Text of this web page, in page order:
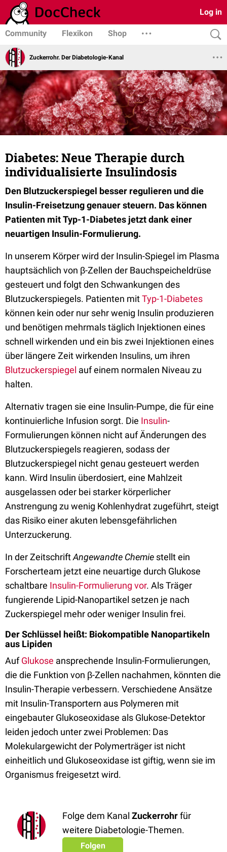
Log in
Community Flexikon Shop
Zuckerrohr. Der Diabetologie-Kanal
Diabetes: Neue Therapie durch
individualisierte Insulindosis
Den Blutzuckerspiegel besser regulieren und die
Insulin-Freisetzung genauer steuern. Das können
Patienten mit Typ-1-Diabetes jetztdank einer
neuartigen Insulin-Formulierung.
In unserem Körper wird der Insulin-Spiegel im Plasma
hauptsächlich von β-Zellen der Bauchspeicheldrüse
gesteuert und folgt den Schwankungen des
Blutzuckerspiegels. Patienten mitTyp-1-Diabetes
können kein oder nur sehr wenig Insulin produzieren
und benötigen mehrmals täglich Injektionen eines
schnell wirkenden und ein bis zwei Injektionen eines
über längere Zeit wirkenden Insulins, um ihren
Blutzuckerspiegel auf einem normalen Niveau zu
halten.
Alternativ tragen sie eine Insulin-Pumpe, die für eine
kontinuierliche Infusion sorgt. Die Insulin-
Formulierungen können nicht auf Änderungen des
Blutzuckerspiegels reagieren, sodass der
Blutzuckerspiegel nicht genau gesteuert werden
kann. Wird Insulin überdosiert, eine Mahlzeit
ausgelassen oder bei starker körperlicher
Anstrengung zu wenig Kohlenhydrat zugeführt, steigt
das Risiko einer akuten lebensgefährlichen
Unterzuckerung.
In der ZeitschriftAngewandte Chemie stellt ein
Forscherteam jetzt eine neuartige durch Glukose
schaltbare Insulin-Formulierung vor. Als Träger
fungierende Lipid-Nanopartikel setzen je nach
Zuckerspiegel mehr oder weniger Insulin frei.
Der Schlüssel heißt: Biokompatible Nanopartikeln
aus Lipiden
AufGlukose ansprechende Insulin-Formulierungen,
die die Funktion von β-Zellen nachahmen, könnten die
Insulin-Therapie verbessern. Verschiedene Ansätze
mit Insulin-Transportern aus Polymeren mit
eingebauter Glukoseoxidase als Glukose-Detektor
leiden jedoch unter zwei Problemen: Das
Molekulargewicht der Polymerträger ist nicht
einheitlich und Glukoseoxidase ist giftig, wenn sie im
Organismus freigesetzt wird.
Folge dem Kanal Zuckerrohrfür
weitere Diabetologie-Themen.
Folgen